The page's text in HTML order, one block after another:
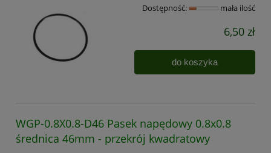
Dostępność: mała ilość
6,50 zł
do koszyka
WGP-0.8X0.8-D46 Pasek napędowy 0.8x0.8
średnica 46mm - przekrój kwadratowy